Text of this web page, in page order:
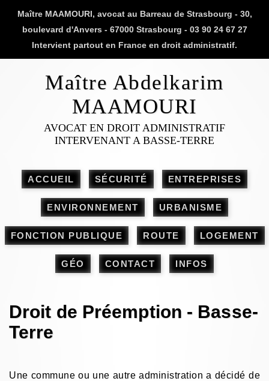
Maître MAAMOURI, avocat au Barreau de Strasbourg - 30,
boulevard d'Anvers - 67000 Strasbourg - 03 90 24 67 27
Intervient partout en France en droit administratif.
Maître Abdelkarim
MAAMOURI
AVOCAT EN DROIT ADMINISTRATIF
INTERVENANT A BASSE-TERRE
ACCUEIL SÉCURITÉ ENTREPRISES
ENVIRONNEMENT URBANISME
FONCTION PUBLIQUE ROUTE LOGEMENT
GÉO CONTACT INFOS
Droit de Préemption - Basse-
Terre
Une commune ou une autre administration a décidé de